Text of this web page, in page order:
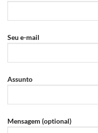
Seu e-mail
Assunto
Mensagem (optional)